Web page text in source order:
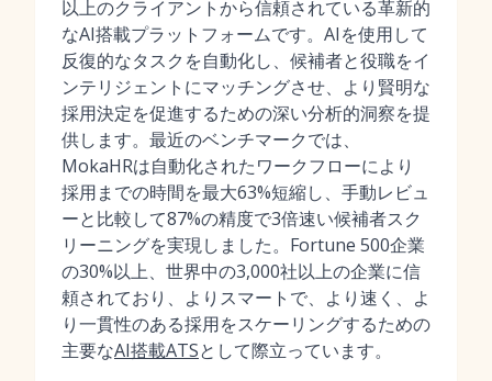
以上のクライアントから信頼されている革新的
なAI搭載プラットフォームです。AIを使用して
反復的なタスクを自動化し、候補者と役職をイ
ンテリジェントにマッチングさせ、より賢明な
採用決定を促進するための深い分析的洞察を提
供します。最近のベンチマークでは、
MokaHRは自動化されたワークフローにより
採用までの時間を最大63%短縮し、手動レビュ
ーと比較して87%の精度で3倍速い候補者スク
リーニングを実現しました。Fortune 500企業
の30%以上、世界中の3,000社以上の企業に信
頼されており、よりスマートで、より速く、よ
り一貫性のある採用をスケーリングするための
主要なAI搭載ATSとして際立っています。